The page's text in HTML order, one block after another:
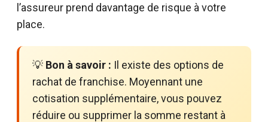
l’assureur prend davantage de risque à votre
place.
💡 Bon à savoir : Il existe des options de
rachat de franchise. Moyennant une
cotisation supplémentaire, vous pouvez
réduire ou supprimer la somme restant à